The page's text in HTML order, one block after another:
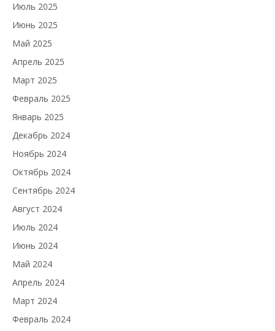
Июль 2025
Июнь 2025
Май 2025
Апрель 2025
Март 2025
Февраль 2025
Январь 2025
Декабрь 2024
Ноябрь 2024
Октябрь 2024
Сентябрь 2024
Август 2024
Июль 2024
Июнь 2024
Май 2024
Апрель 2024
Март 2024
Февраль 2024